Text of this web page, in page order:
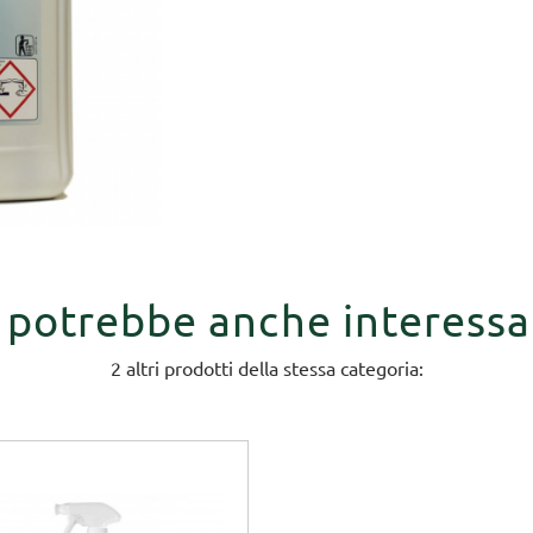
potrebbe anche
2 altri prodotti della stessa categoria: